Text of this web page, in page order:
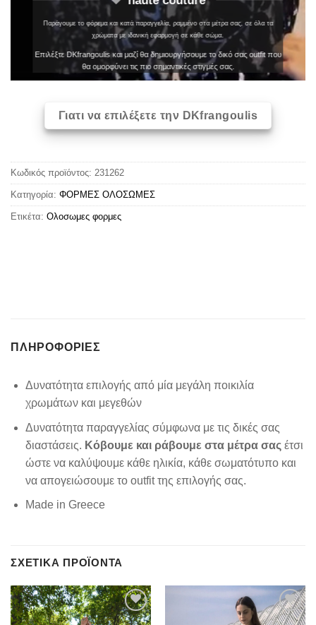
Παράγουμε το φόρεμα και κατά παραγγελία, ραμμένο στα μέτρα σας, σε όλα τα
χρώματα με ιδανική εφαρμογή σε κάθε σώμα.
Επιλέξτε DKfrangoulis και μαζί θα δημιουργήσουμε το δικό σας outfit που
θα ομορφύνει τις πιο σημαντικές στιγμές σας.
Γιατι να επιλέξετε την DKfrangoulis
Κωδικός προϊόντος: 231262
Κατηγορία: ΦΟΡΜΕΣ ΟΛΟΣΩΜΕΣ
Ετικέτα: Oλoσωμες φoρμες
ΠΛΗΡΟΦΟΡΊΕΣ
Δυνατότητα επιλογής από μία μεγάλη ποικιλία
χρωμάτων και μεγεθών
Δυνατότητα παραγγελίας σύμφωνα με τις δικές σας
διαστάσεις. Κόβουμε και ράβουμε στα μέτρα σας έτσι
ώστε να καλύψουμε κάθε ηλικία, κάθε σωματότυπο και
να απογειώσουμε το outfit της επιλογής σας.
Made in Greece
ΣΧΕΤΙΚΆ ΠΡΟΪΌΝΤΑ
Add to
Add to